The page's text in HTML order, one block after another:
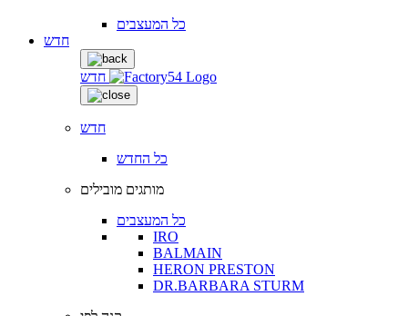
כל המעצבים
חדש
חדש
חדש
כל החדש
מותגים מובילים
כל המעצבים
IRO
BALMAIN
HERON PRESTON
DR.BARBARA STURM